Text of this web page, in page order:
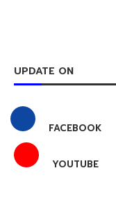
UPDATE ON
FACEBOOK
YOUTUBE